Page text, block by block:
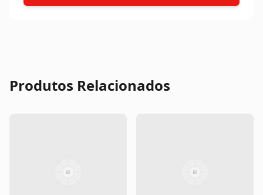
Produtos Relacionados